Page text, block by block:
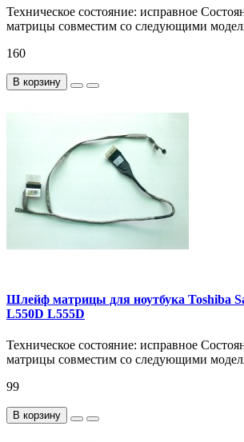
Техническое состояние: исправное
матрицы совместим со следующими
160
В корзину
Шлейф матрицы для ноутбука Toshiba
L550D L555D
Техническое состояние: исправное
матрицы совместим со следующими
99
В корзину